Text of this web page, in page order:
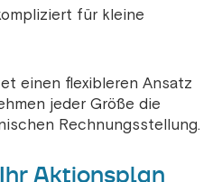
für kleine
einen flexibleren Ansatz
jeder Größe die
Rechnungsstellung.
Aktionsplan